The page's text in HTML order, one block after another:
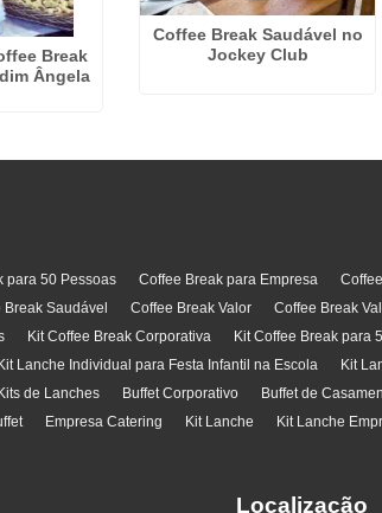
Break
Ângela
Coffee Break Saudável no
Jockey Club
para 50 Pessoas Coffee Break para Empresa
Break Saudável Coffee Break Valor
Coffee Break
Kit Coffee Break Corporativa Kit Coffee Break para
Kit Lanche Individual para Festa Infantil na Escola Kit
de Lanches Buffet Corporativo Buffet de
Empresa Catering Kit Lanche Kit Lanche
Localização